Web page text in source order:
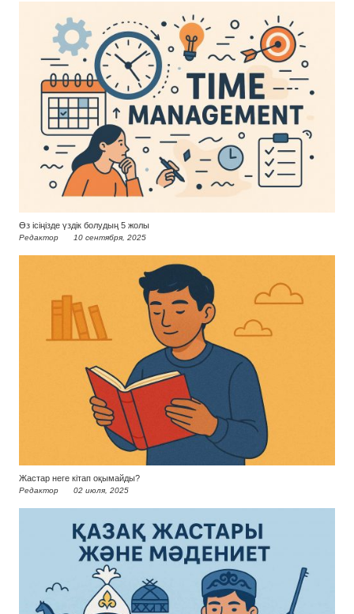
Өз ісіңізде үздік болудың 5 жолы
Редактор 10 сентября, 2025
Жастар неге кітап оқымайды?
Редактор 02 июля, 2025